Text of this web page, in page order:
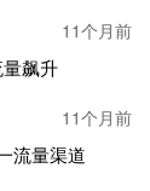
携储能产品竞
携储能产品
11个月前
飙升
11个月前
流量渠道